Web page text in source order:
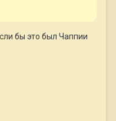
бы это был Чаппии